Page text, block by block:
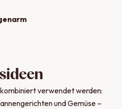
verwendet werden:
und Gemüse –